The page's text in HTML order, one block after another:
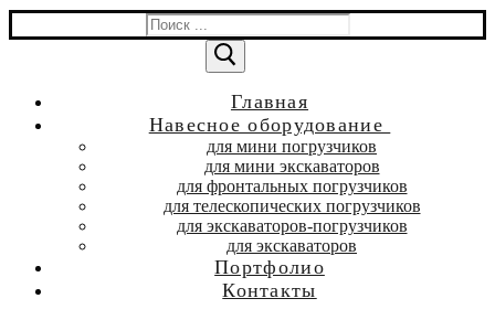
Найти:
Главная
Навесное оборудование
для мини погрузчиков
для мини экскаваторов
для фронтальных погрузчиков
для телескопических погрузчиков
для экскаваторов-погрузчиков
для экскаваторов
Портфолио
Контакты